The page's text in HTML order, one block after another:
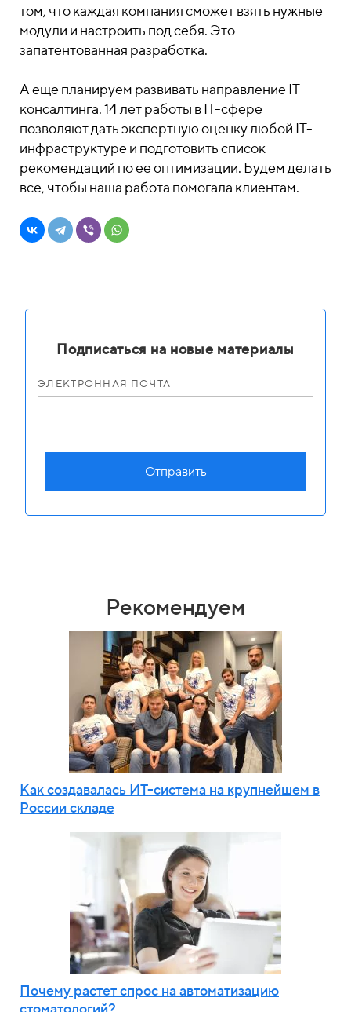
том, что каждая компания сможет взять нужные
модули и настроить под себя. Это
запатентованная разработка.
А еще планируем развивать направление IТ-
консалтинга. 14 лет работы в IT-сфере
позволяют дать экспертную оценку любой IТ-
инфраструктуре и подготовить список
рекомендаций по ее оптимизации. Будем делать
все, чтобы наша работа помогала клиентам.
Подписаться на новые материалы
ЭЛЕКТРОННАЯ ПОЧТА
Отправить
Рекомендуем
Как создавалась ИТ-система на крупнейшем в
России складе
Почему растет спрос на автоматизацию
стоматологий?